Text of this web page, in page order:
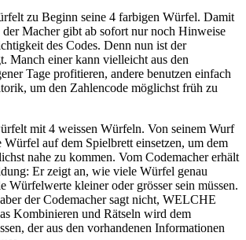
zu Beginn seine 4 farbigen Würfel. Damit
der Macher gibt ab sofort nur noch Hinweise
des Codes. Denn nun ist der
Manch einer kann vielleicht aus den
Tage profitieren, andere benutzen einfach
um den Zahlencode möglichst früh zu
mit 4 weissen Würfeln. Von seinem Wurf
auf dem Spielbrett einsetzen, um dem
nahe zu kommen. Vom Codemacher erhält
Er zeigt an, wie viele Würfel genau
Würfelwerte kleiner oder grösser sein müssen.
der Codemacher sagt nicht, WELCHE
Kombinieren und Rätseln wird dem
der aus den vorhandenen Informationen